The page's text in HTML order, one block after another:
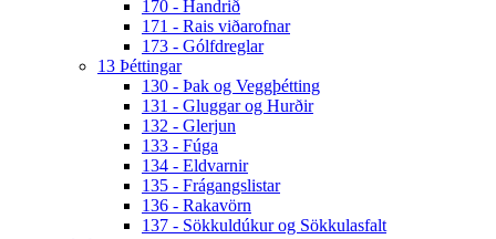
170 - Handrið
171 - Rais viðarofnar
173 - Gólfdreglar
13 Þéttingar
130 - Þak og Veggþétting
131 - Gluggar og Hurðir
132 - Glerjun
133 - Fúga
134 - Eldvarnir
135 - Frágangslistar
136 - Rakavörn
137 - Sökkuldúkur og Sökkulasfalt